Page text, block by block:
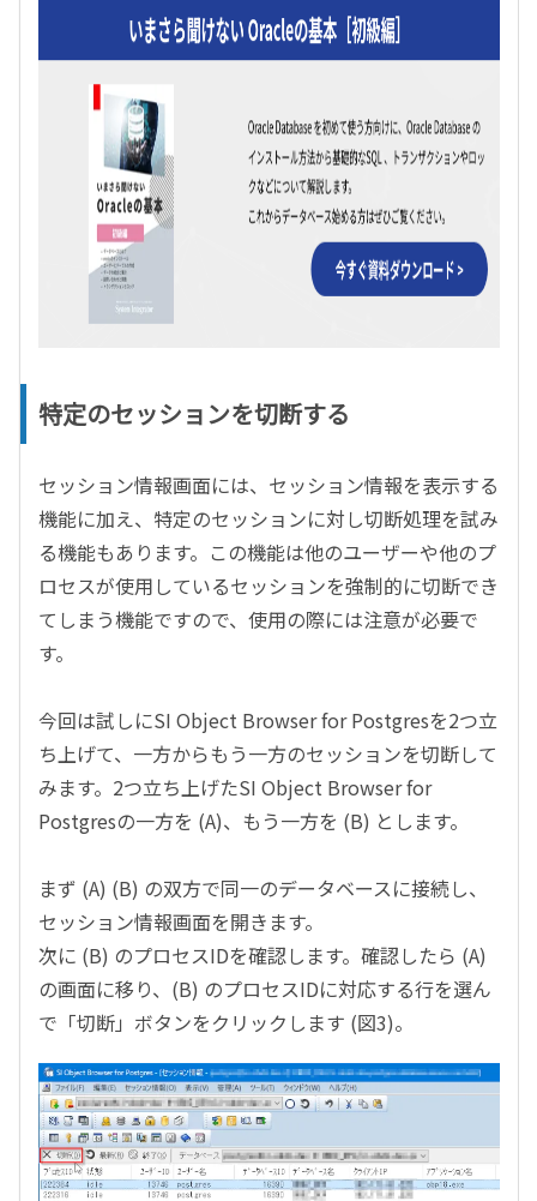
特定のセッションを切断する
セッション情報画面には、セッション情報を表示する
機能に加え、特定のセッションに対し切断処理を試み
る機能もあります。この機能は他のユーザーや他のプ
ロセスが使用しているセッションを強制的に切断でき
てしまう機能ですので、使用の際には注意が必要で
す。
今回は試しにSI Object Browser for Postgresを2つ立
ち上げて、一方からもう一方のセッションを切断して
みます。2つ立ち上げたSI Object Browser for
Postgresの一方を (A)、もう一方を (B) とします。
まず (A) (B) の双方で同一のデータベースに接続し、
セッション情報画面を開きます。
次に (B) のプロセスIDを確認します。確認したら (A)
の画面に移り、(B) のプロセスIDに対応する行を選ん
で「切断」ボタンをクリックします (図3)。